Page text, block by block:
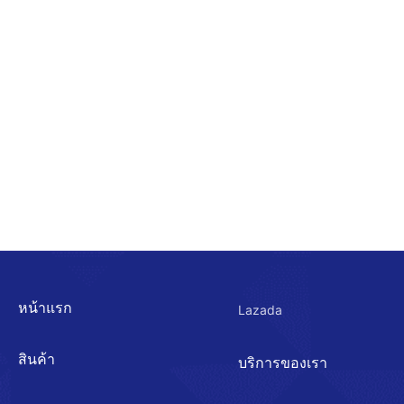
หน้าแรก
สินค้า
Lazada
บริการของเรา